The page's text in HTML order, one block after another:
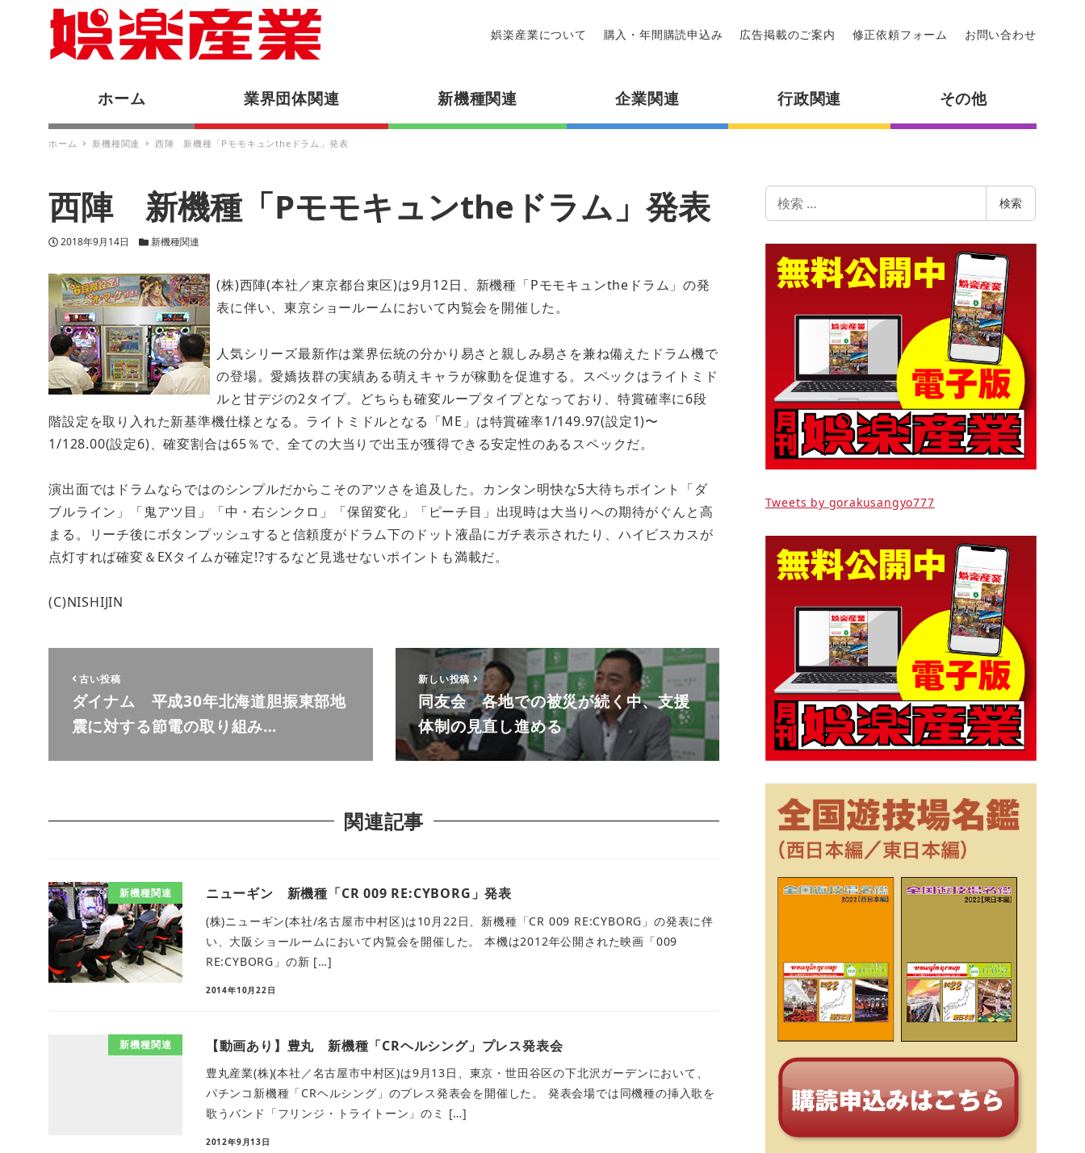
娯楽産業について 購入・年間購読申込み 広告掲載のご案内 修正依頼フォーム お問い合わせ
ホーム 業界団体関連 新機種関連 企業関連 行政関連 その他
ホーム 新機種関連 西陣 新機種「Pモモキュンtheドラム」発表
西陣 新機種「Pモモキュンtheドラム」発表
投稿日
2018年9月14日 カテゴリー
新機種関連
(株)西陣(本社／東京都台東区)は9月12日、新機種「Pモモキュンtheドラム」の発
表に伴い、東京ショールームにおいて内覧会を開催した。
人気シリーズ最新作は業界伝統の分かり易さと親しみ易さを兼ね備えたドラム機で
の登場。愛嬌抜群の実績ある萌えキャラが稼動を促進する。スペックはライトミド
ルと甘デジの2タイプ。どちらも確変ループタイプとなっており、特賞確率に6段
階設定を取り入れた新基準機仕様となる。ライトミドルとなる「ME」は特賞確率1/149.97(設定1)〜
1/128.00(設定6)、確変割合は65％で、全ての大当りで出玉が獲得できる安定性のあるスペックだ。
演出面ではドラムならではのシンプルだからこそのアツさを追及した。カンタン明快な5大待ちポイント「ダ
ブルライン」「鬼アツ目」「中・右シンクロ」「保留変化」「ピーチ目」出現時は大当りへの期待がぐんと高
まる。リーチ後にボタンプッシュすると信頼度がドラム下のドット液晶にガチ表示されたり、ハイビスカスが
点灯すれば確変＆EXタイムが確定!?するなど見逃せないポイントも満載だ。
(C)NISHIJIN
古い投稿
ダイナム 平成30年北海道胆振東部地
震に対する節電の取り組み…
新しい投稿
同友会 各地での被災が続く中、支援
体制の見直し進める
関連記事
新機種関連 ニューギン 新機種「CR 009 RE:CYBORG」発表
(株)ニューギン(本社/名古屋市中村区)は10月22日、新機種「CR 009 RE:CYBORG」の発表に伴
い、大阪ショールームにおいて内覧会を開催した。 本機は2012年公開された映画「009
RE:CYBORG」の新 […]
2014年10月22日
新機種関連 【動画あり】豊丸 新機種「CRヘルシング」プレス発表会
豊丸産業(株)(本社／名古屋市中村区)は9月13日、東京・世田谷区の下北沢ガーデンにおいて、
パチンコ新機種「CRヘルシング」のプレス発表会を開催した。 発表会場では同機種の挿入歌を
歌うバンド「フリンジ・トライトーン」のミ […]
2012年9月13日
索
検索
Tweets by gorakusangyo777